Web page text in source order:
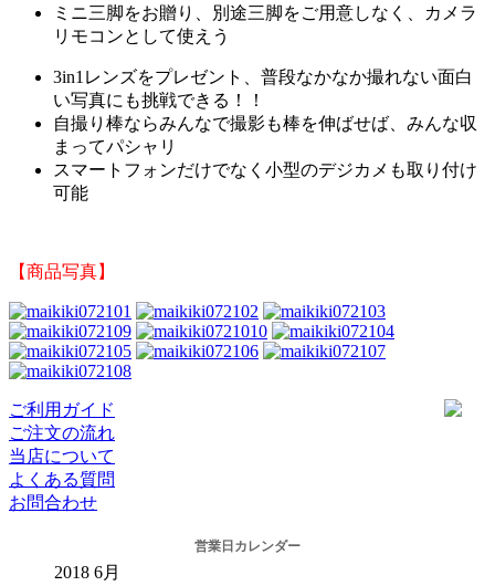
ミニ三脚をお贈り、別途三脚をご用意しなく、カメラ
リモコンとして使えう
3in1レンズをプレゼント、 普段なかなか撮れない面白
い写真にも挑戦できる！
！
自撮り棒ならみんなで撮影も棒を伸ばせば、みんな収
まってパシャリ
スマートフォンだけでなく小型のデジカメも取り付け
可能
【商品写真】
ご利用ガイド
ご注文の流れ
当店について
よくある質問
お問合わせ
営業日カレンダー
2018 6月